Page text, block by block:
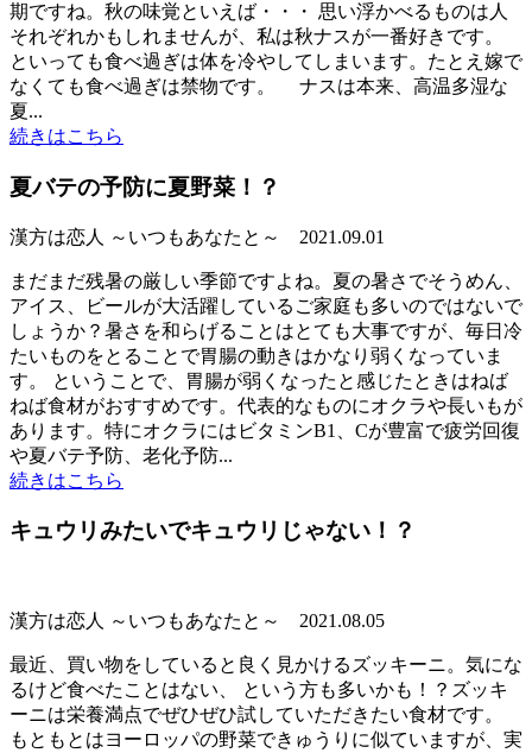
期ですね。秋の味覚といえば・・・ 思い浮かべるものは人
それぞれかもしれませんが、私は秋ナスが一番好きです。
といっても食べ過ぎは体を冷やしてしまいます。たとえ嫁で
なくても食べ過ぎは禁物です。 ナスは本来、高温多湿な
夏...
続きはこちら
夏バテの予防に夏野菜！？
漢方は恋人 ～いつもあなたと～ 2021.09.01
まだまだ残暑の厳しい季節ですよね。夏の暑さでそうめん、
アイス、ビールが大活躍しているご家庭も多いのではないで
しょうか？暑さを和らげることはとても大事ですが、毎日冷
たいものをとることで胃腸の動きはかなり弱くなっていま
す。 ということで、胃腸が弱くなったと感じたときはねば
ねば食材がおすすめです。代表的なものにオクラや長いもが
あります。特にオクラにはビタミンB1、Cが豊富で疲労回復
や夏バテ予防、老化予防...
続きはこちら
キュウリみたいでキュウリじゃない！？
漢方は恋人 ～いつもあなたと～ 2021.08.05
最近、買い物をしていると良く見かけるズッキーニ。気にな
るけど食べたことはない、 という方も多いかも！？ズッキ
ーニは栄養満点でぜひぜひ試していただきたい食材です。
もともとはヨーロッパの野菜できゅうりに似ていますが、実